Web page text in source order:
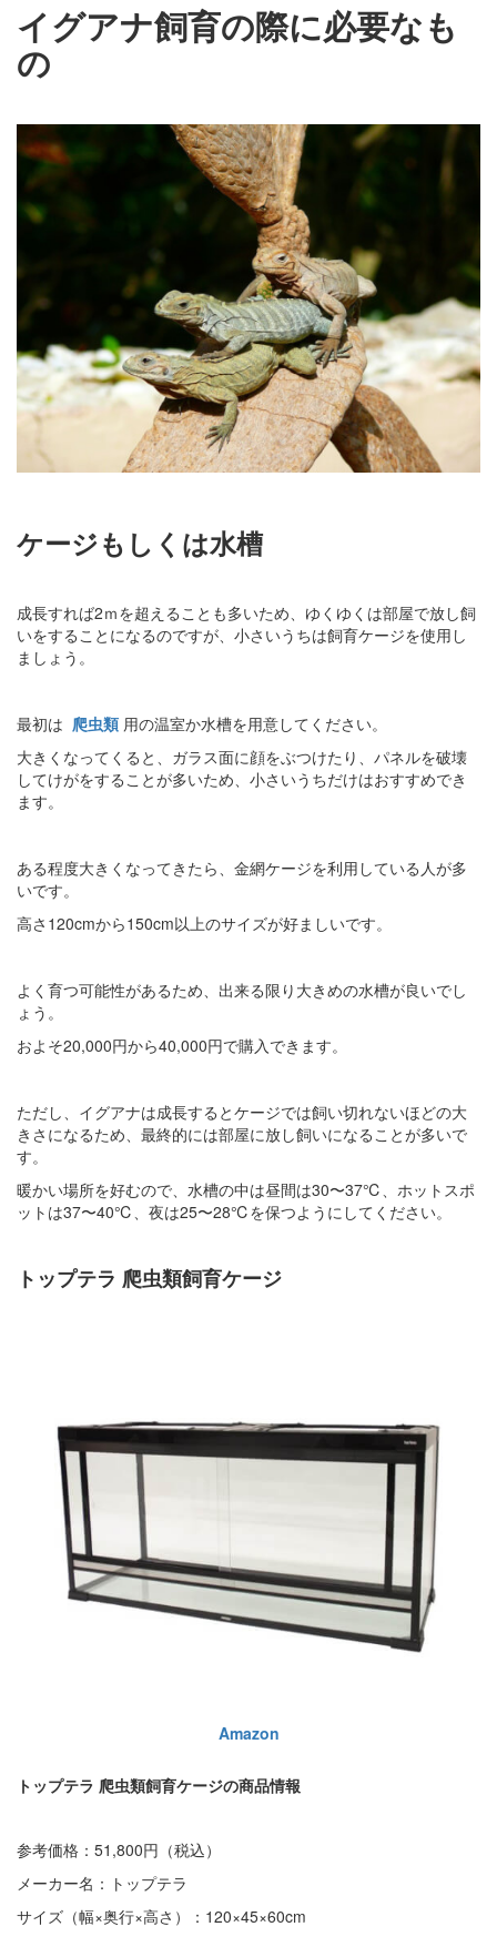
イグアナ飼育の際に必要なも
の
ケージもしくは水槽
成長すれば2ｍを超えることも多いため、ゆくゆくは部屋で放し飼
いをすることになるのですが、小さいうちは飼育ケージを使用し
ましょう。
最初は 爬虫類 用の温室か水槽を用意してください。
大きくなってくると、ガラス面に顔をぶつけたり、パネルを破壊
してけがをすることが多いため、小さいうちだけはおすすめでき
ます。
ある程度大きくなってきたら、金網ケージを利用している人が多
いです。
高さ120cmから150cm以上のサイズが好ましいです。
よく育つ可能性があるため、出来る限り大きめの水槽が良いでし
ょう。
およそ20,000円から40,000円で購入できます。
ただし、イグアナは成長するとケージでは飼い切れないほどの大
きさになるため、最終的には部屋に放し飼いになることが多いで
す。
暖かい場所を好むので、水槽の中は昼間は30〜37℃、ホットスポ
ットは37〜40℃、夜は25〜28℃を保つようにしてください。
トップテラ 爬虫類飼育ケージ
Amazon
トップテラ 爬虫類飼育ケージの商品情報
参考価格：51,800円（税込）
メーカー名：トップテラ
サイズ（幅×奥行×高さ）：120×45×60cm